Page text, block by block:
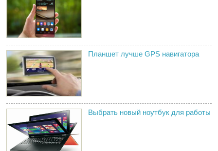
Планшет лучше GPS навигатора
Выбрать новый ноутбук для работы